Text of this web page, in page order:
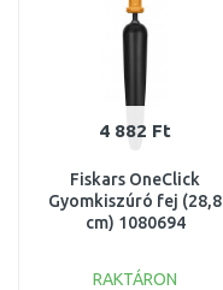
4 882 Ft
Fiskars OneClick
Gyomkiszúró fej (28,8
cm) 1080694
RAKTÁRON